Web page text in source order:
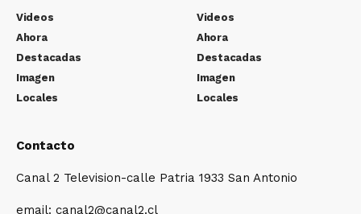
Videos
Ahora
Destacadas
Imagen
Locales
Videos
Ahora
Destacadas
Imagen
Locales
Contacto
Canal 2 Television-calle Patria 1933 San Antonio
email: canal2@canal2.cl